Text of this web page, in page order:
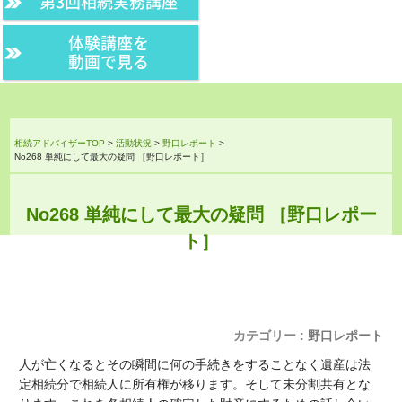
体験講座を
動画で見る
相続アドバイザーTOP >活動状況 >野口レポート >
No268 単純にして最大の疑問 ［野口レポート］
No268 単純にして最大の疑問 ［野口レポー
ト］
カテゴリー : 野口レポート
人が亡くなるとその瞬間に何の手続きをすることなく遺産は法
定相続分で相続人に所有権が移ります。そして未分割共有とな